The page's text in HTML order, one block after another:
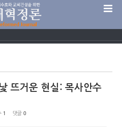
뜨거운 현실: 목사안수
1 댓글 0
케치북5
케치북5